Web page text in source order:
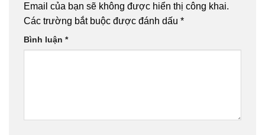
Email của bạn sẽ không được hiển thị công khai.
Các trường bắt buộc được đánh dấu *
Bình luận *